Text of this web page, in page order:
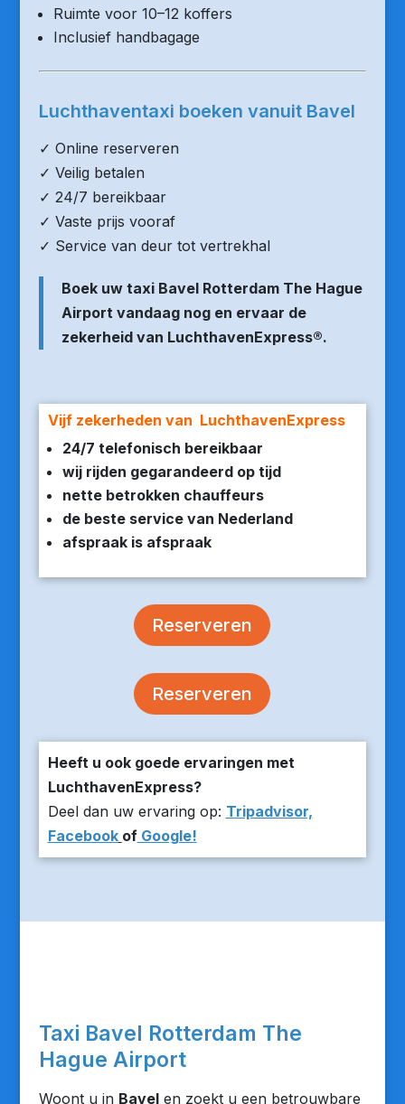
Ruimte voor 10–12 koffers
Inclusief handbagage
Luchthaventaxi boeken vanuit Bavel
✓ Online reserveren
✓ Veilig betalen
✓ 24/7 bereikbaar
✓ Vaste prijs vooraf
✓ Service van deur tot vertrekhal
Boek uw taxi Bavel Rotterdam The Hague
Airport vandaag nog en ervaar de
zekerheid van LuchthavenExpress®.
Vijf zekerheden van LuchthavenExpress
24/7 telefonisch bereikbaar
wij rijden gegarandeerd op tijd
nette betrokken chauffeurs
de beste service van Nederland
afspraak is afspraak
Reserveren
Reserveren
Heeft u ook goede ervaringen met
LuchthavenExpress?
Deel dan uw ervaring op: Tripadvisor,
Facebook ofGoogle!
Taxi Bavel Rotterdam The
Hague Airport
Woont u in Bavelen zoekt u een betrouwbare